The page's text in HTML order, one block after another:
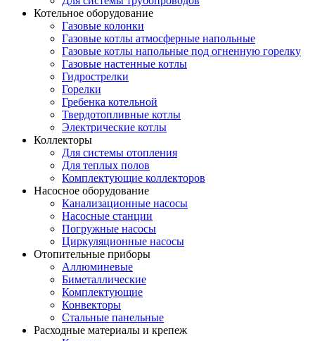
Котельное оборудование
Газовые колонки
Газовые котлы атмосферные напольные
Газовые котлы напольные под огненную горелку
Газовые настенные котлы
Гидрострелки
Горелки
Гребенка котельной
Твердотопливные котлы
Электрические котлы
Коллекторы
Для системы отопления
Для теплых полов
Комплектующие коллекторов
Насосное оборудование
Канализационные насосы
Насосные станции
Погружные насосы
Циркуляционные насосы
Отопительные приборы
Аллюминевые
Биметаллические
Комплектующие
Конвекторы
Стальные панельные
Расходные материалы и крепеж